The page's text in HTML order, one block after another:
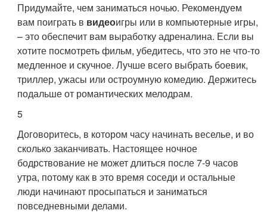
Придумайте, чем заниматься ночью. Рекомендуем
вам поиграть в видеоигры или в компьютерные игры,
– это обеспечит вам выработку адреналина. Если вы
хотите посмотреть фильм, убедитесь, что это не что-то
медленное и скучное. Лучше всего выбрать боевик,
триллер, ужасы или остроумную комедию. Держитесь
подальше от романтических мелодрам.
5
Договоритесь, в котором часу начинать веселье, и во
сколько заканчивать. Настоящее ночное
бодрствование не может длиться после 7-9 часов
утра, потому как в это время соседи и остальные
люди начинают просыпаться и заниматься
повседневными делами.